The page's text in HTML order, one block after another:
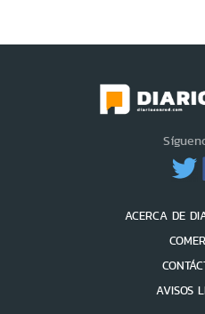
ACERCA DE
AVISOS